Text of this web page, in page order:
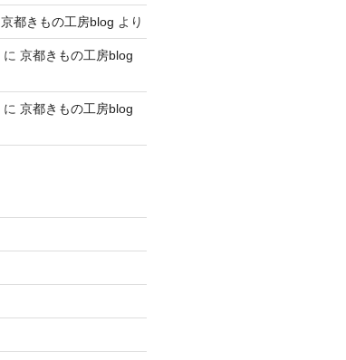
京都きもの工房blog より
に 京都きもの工房blog
に 京都きもの工房blog